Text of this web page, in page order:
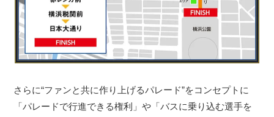
さらに“ファンと共に作り上げるパレード”をコンセプトに
「パレードで行進できる権利」や「バスに乗り込む選手を